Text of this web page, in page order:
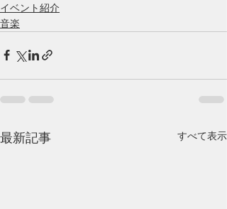
イベント紹介
音楽
最新記事 すべて表示